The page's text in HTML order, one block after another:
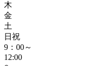
木
金
土
日祝
9：00～
12:00